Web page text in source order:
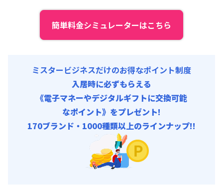
簡単料金シミュレーターはこちら
ミスタービジネスだけのお得なポイント制度
入居時に必ずもらえる
《電子マネーやデジタルギフトに交換可能
なポイント》をプレゼント!
170ブランド・1000種類以上のラインナップ!!